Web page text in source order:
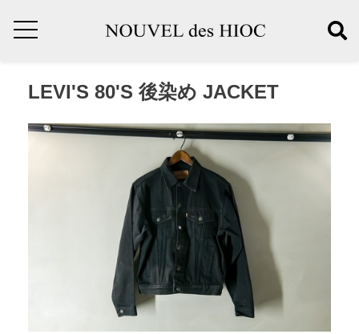
LEVI'S 80'S 後染め JACKET